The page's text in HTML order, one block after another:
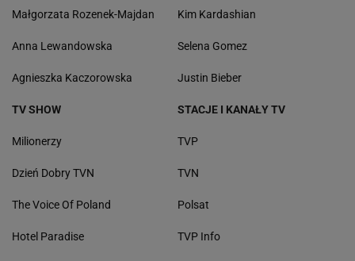
Małgorzata Rozenek-Majdan
Anna Lewandowska
Agnieszka Kaczorowska
Kim Kardashian
Selena Gomez
Justin Bieber
TV SHOW
Milionerzy
Dzień Dobry TVN
The Voice Of Poland
Hotel Paradise
STACJE I KANAŁY TV
TVP
TVN
Polsat
TVP Info